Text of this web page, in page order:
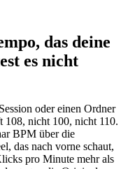
das deine
es nicht
oder einen Ordner
nicht 100, nicht 110.
BPM über die
das nach vorne schaut,
pro Minute mehr als